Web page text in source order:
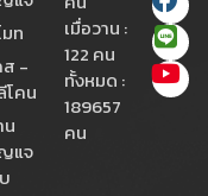
มท
ส -
โคน
น
แจ
เมื่อวาน :
122 คน
ทั้งหมด :
189657
คน